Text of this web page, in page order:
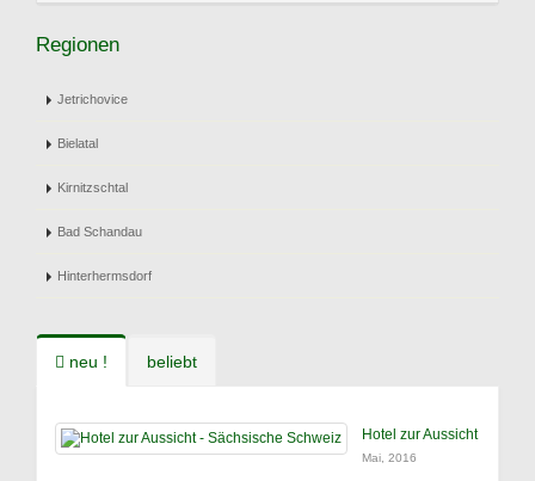
Regionen
Jetrichovice
Bielatal
Kirnitzschtal
Bad Schandau
Hinterhermsdorf
neu ! beliebt
Hotel zur Aussicht
Mai, 2016